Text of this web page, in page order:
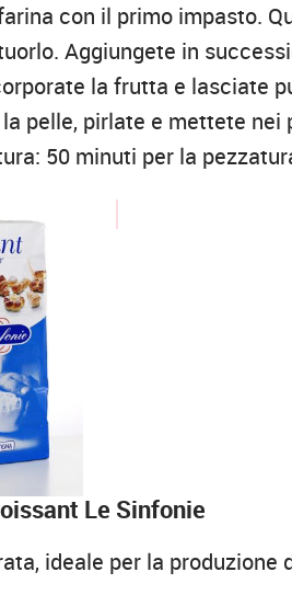
con il primo impasto.
Aggiungete in
la frutta e lasciate
pelle, pirlate e mettete nei
50 minuti per la
Le Sinfonie
ideale per la